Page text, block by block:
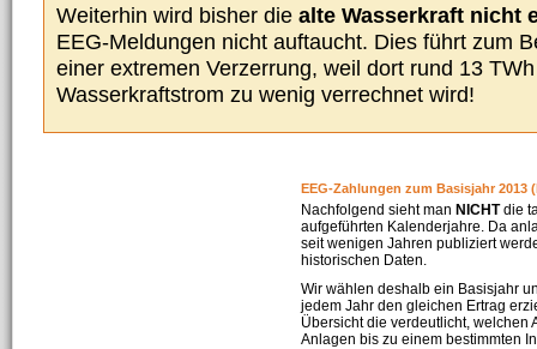
Weiterhin wird bisher die alte Wasserkraft nicht
EEG-Meldungen nicht auftaucht. Dies führt zum
einer extremen Verzerrung, weil dort rund 13
Wasserkraftstrom zu wenig verrechnet wird!
EEG-Zahlungen zum Basisjahr 2013
Nachfolgend sieht man NICHTdie
aufgeführten Kalenderjahre. Da
seit wenigen Jahren publiziert
historischen Daten.
Wir wählen deshalb ein Basisjahr
jedem Jahr den gleichen Ertrag
Übersicht die verdeutlicht, welchen
Anlagen bis zu einem bestimmten